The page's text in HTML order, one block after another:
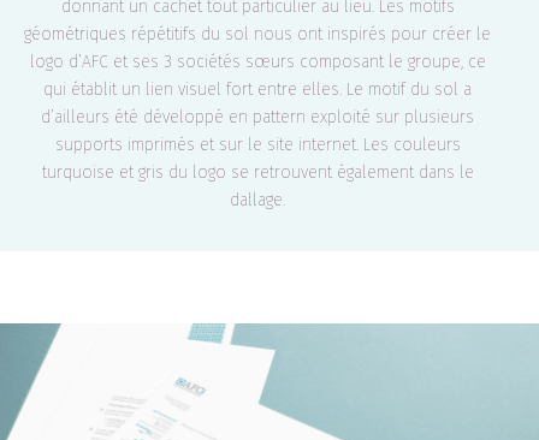
donnant un cachet tout particulier au lieu. Les motifs
géométriques répétitifs du sol nous ont inspirés pour créer le
logo d’AFC et ses 3 sociétés sœurs composant le groupe, ce
qui établit un lien visuel fort entre elles. Le motif du sol a
d’ailleurs été développé en pattern exploité sur plusieurs
supports imprimés et sur le site internet. Les couleurs
turquoise et gris du logo se retrouvent également dans le
dallage.